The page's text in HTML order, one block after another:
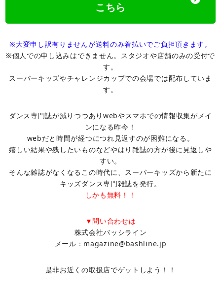
こちら
※大変申し訳有りませんが送料のみ着払いでご負担頂きます。
※個人での申し込みはできません。スタジオや店舗のみの受付で
す。
スーパーキッズやチャレンジカップでの会場では配布していま
す。
ダンス専門誌が減りつつありwebやスマホでの情報収集がメイ
ンになる昨今！
webだと時間が経つにつれ見返すのが困難になる。
嬉しい結果や残したいものなどやはり雑誌の方が後に見返しや
すい。
そんな雑誌がなくなるこの時代に、スーパーキッズから新たに
キッズダンス専門雑誌を発行。
しかも無料！！
▼問い合わせは
株式会社バッシライン
メール：magazine@bashline.jp
是非お近くの取扱店でゲットしよう！！